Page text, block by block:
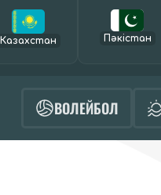
Казахстан Пәкістан
ВОЛЕЙБОЛ